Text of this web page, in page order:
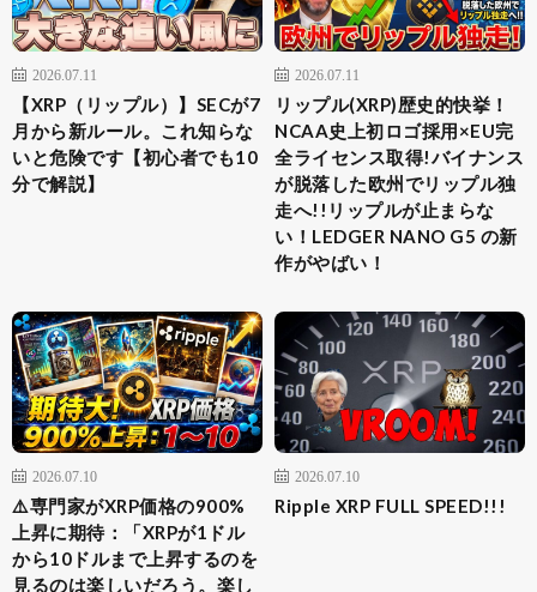
2026.07.11
【XRP（リップル）】SECが7
月から新ルール。これ知らな
いと危険です【初心者でも10
分で解説】
2026.07.11
リップル(XRP)歴史的快挙！
NCAA史上初ロゴ採用×EU完
全ライセンス取得!バイナンス
が脱落した欧州でリップル独
走へ!!リップルが止まらな
い！LEDGER NANO G5 の新
作がやばい！
2026.07.10
⚠️専門家がXRP価格の900%
上昇に期待：「XRPが1ドル
から10ドルまで上昇するのを
見るのは楽しいだろう。楽し
2026.07.10
Ripple XRP FULL SPEED!!!